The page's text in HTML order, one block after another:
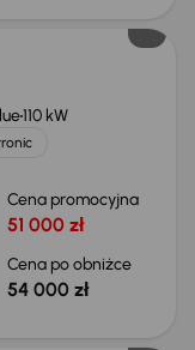
110 kW
Cena promocyjna
51 000 zł
Cena po obniżce
54 000 zł